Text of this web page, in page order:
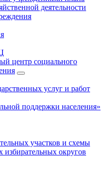
деятельности
центр социального
услуг и работ
поддержки населения»
участков и схемы
избирательных округов